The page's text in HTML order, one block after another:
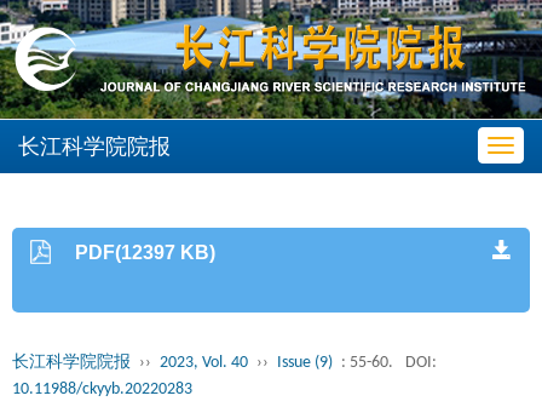
长江科学院院报
PDF(12397 KB)
长江科学院院报 ›› 2023, Vol. 40 ›› Issue (9) : 55-60.
DOI:
10.11988/ckyyb.20220283